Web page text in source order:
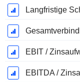
Langfristige
EBIT /
EBITDA /